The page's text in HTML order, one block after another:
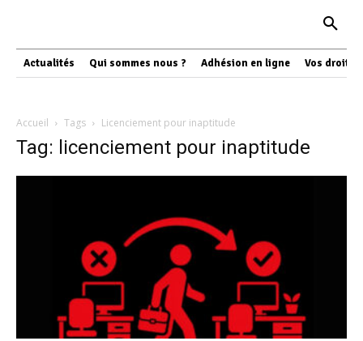
Actualités Qui sommes nous ? Adhésion en ligne Vos droits
Accueil Tags Licenciement pour inaptitude
Tag: licenciement pour inaptitude